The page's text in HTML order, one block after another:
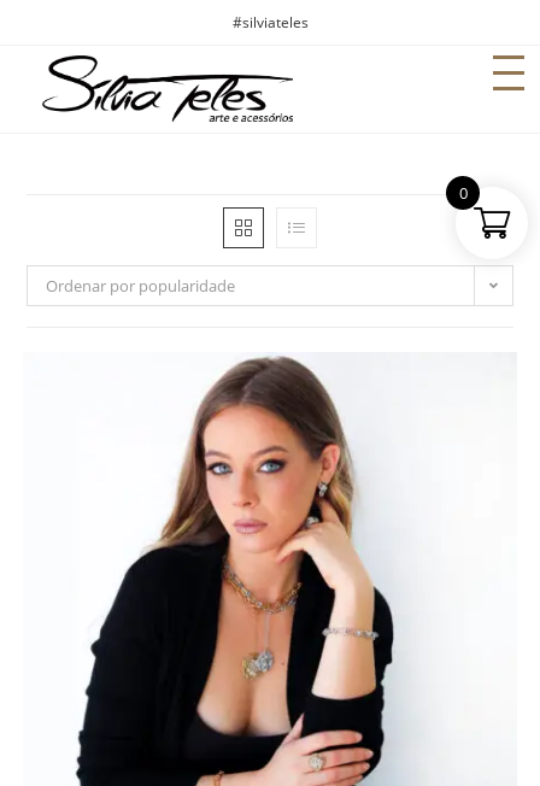
#silviateles
Ordenar por popularidade
0